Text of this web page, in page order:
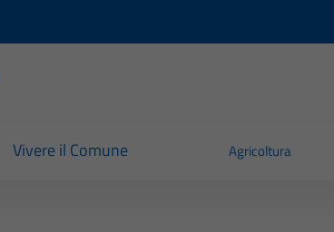
Vivere il Comune Agricoltura